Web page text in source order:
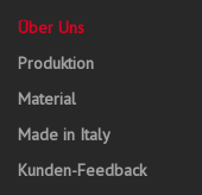
Über Uns
Produktion
Material
Made in Italy
Kunden-Feedback